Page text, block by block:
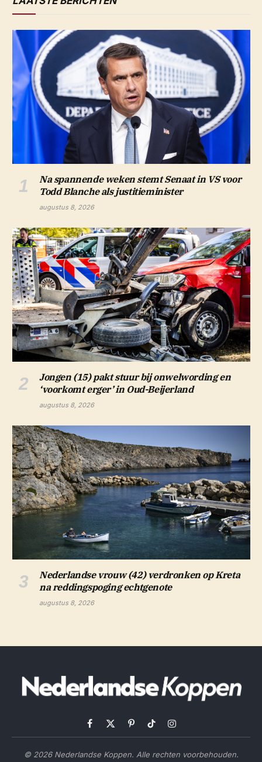
Na spannende weken stemt Senaat in VS voor
Todd Blanche als justitieminister
augustus 8, 2026
Jongen (15) pakt stuur bij onwelwording en
‘voorkomt erger’ in Oud-Beijerland
augustus 8, 2026
Nederlandse vrouw (42) verdronken op Kreta
na reddingspoging echtgenote
augustus 8, 2026
Facebook
X
PinterestTikTokInstagram
© 2026 Nederlandse Koppen. Alle rechten voorbehouden.